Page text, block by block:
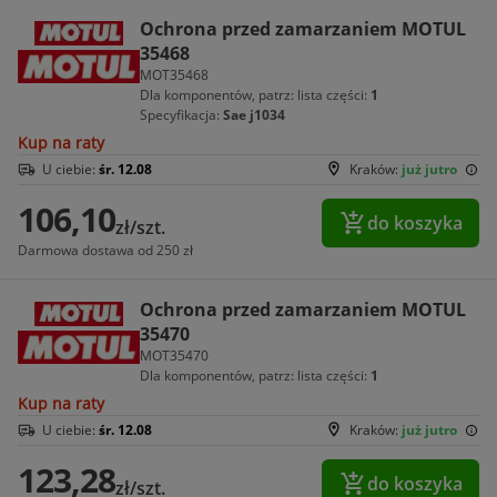
Ochrona przed zamarzaniem MOTUL
35468
MOT35468
Dla komponentów, patrz: lista części: 1
Specyfikacja: Sae j1034
Kup na raty
Kraków: już jutro
U ciebie: śr. 12.08
106,10zł/szt.
Darmowa dostawa od 250 zł
do koszyka
Ochrona przed zamarzaniem MOTUL
35470
MOT35470
Dla komponentów, patrz: lista części: 1
Kup na raty
Kraków: już jutro
U ciebie: śr. 12.08
123,28zł/szt. do koszyka